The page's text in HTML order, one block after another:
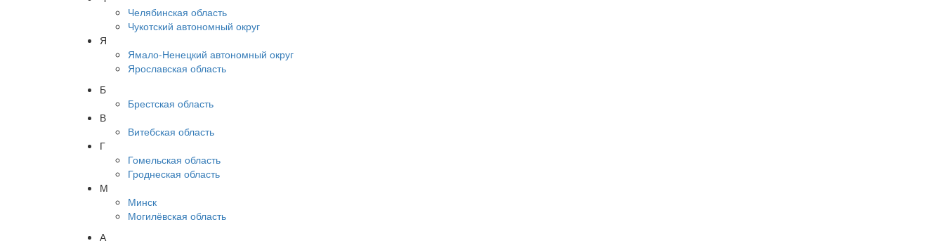
Челябинская область
Чукотский автономный округ
Я
Ямало-Ненецкий автономный округ
Ярославская область
Б
Брестская область
В
Витебская область
Г
Гомельская область
Гроднеская область
М
Минск
Могилёвская область
А